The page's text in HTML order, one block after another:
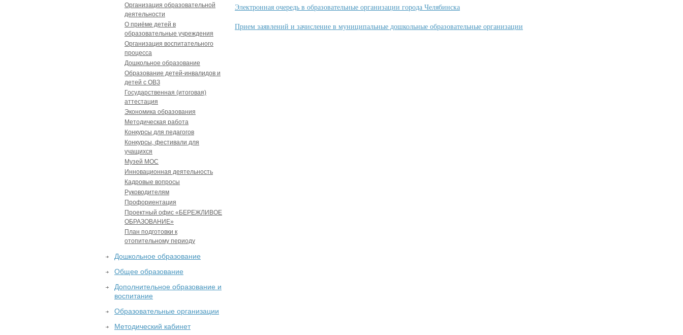
Электронная очередь в образовательные организации города Челябинска
Прием заявлений и зачисление в муниципальные дошкольные образовательные организации
Организация образовательной
деятельности
О приёме детей в
образовательные учреждения
Организация воспитательного
процесса
Дошкольное образование
Образование детей-инвалидов и
детей с ОВЗ
Государственная (итоговая)
аттестация
Экономика образования
Методическая работа
Конкурсы для педагогов
Конкурсы, фестивали для
учащихся
Музей МОС
Инновационная деятельность
Кадровые вопросы
Руководителям
Профориентация
Проектный офис «БЕРЕЖЛИВОЕ
ОБРАЗОВАНИЕ»
План подготовки к
отопительному периоду
Дошкольное образование
Общее образование
Дополнительное образование и
воспитание
Образовательные организации
Методический кабинет